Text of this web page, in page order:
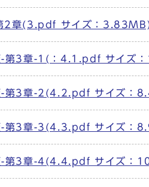
2章(3.pdf サイズ：
-第3章-1(：4.1.pdf サイズ
-第3章-2(4.2.pdf サイズ：
-第3章-3(4.3.pdf サイズ：
-第3章-4(4.4.pdf サイズ：